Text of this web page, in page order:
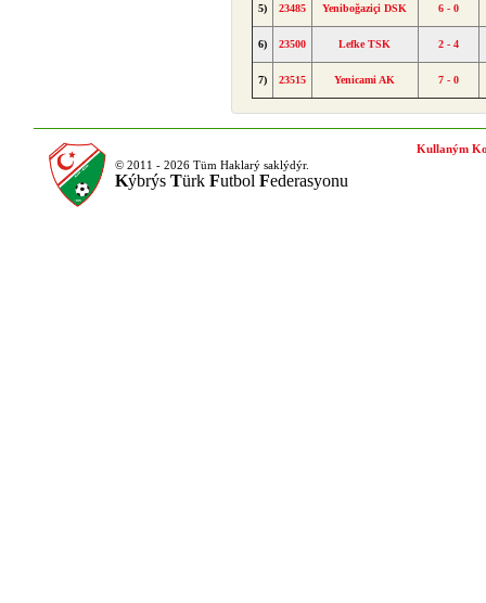
5) 23485 Yeniboğaziçi DSK 6 - 0
6) 23500 Lefke TSK 2 - 4
7) 23515 Yenicami AK 7 - 0
© 2011 - 2026 Tüm Haklarý saklýdýr.
Kýbrýs Türk Futbol Federasyonu
Kullaným